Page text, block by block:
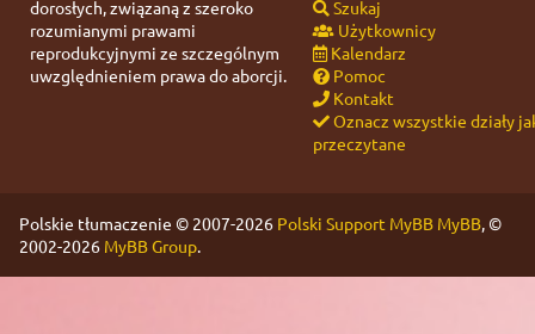
dorosłych, związaną z szeroko
rozumianymi prawami
reprodukcyjnymi ze szczególnym
uwzględnieniem prawa do aborcji.
Szukaj
Użytkownicy
Kalendarz
Pomoc
Kontakt
Oznacz wszystkie działy
przeczytane
Polskie tłumaczenie © 2007-2026 Polski Support MyBB MyBB, ©
2002-2026 MyBB Group.